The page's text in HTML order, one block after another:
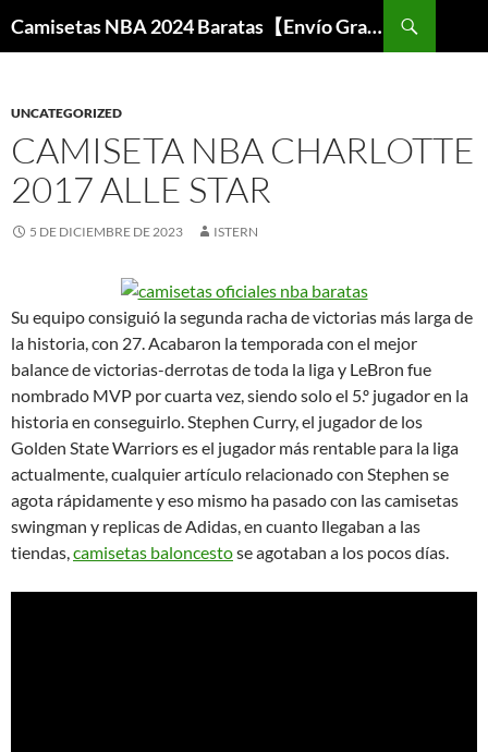
Camisetas NBA 2024 Baratas【Envío Gratis】
UNCATEGORIZED
CAMISETA NBA CHARLOTTE
2017 ALLE STAR
5 DE DICIEMBRE DE 2023 ISTERN
Su equipo consiguió la segunda racha de victorias más larga de
la historia, con 27. Acabaron la temporada con el mejor
balance de victorias-derrotas de toda la liga y LeBron fue
nombrado MVP por cuarta vez, siendo solo el 5.º jugador en la
historia en conseguirlo. Stephen Curry, el jugador de los
Golden State Warriors es el jugador más rentable para la liga
actualmente, cualquier artículo relacionado con Stephen se
agota rápidamente y eso mismo ha pasado con las camisetas
swingman y replicas de Adidas, en cuanto llegaban a las
tiendas,camisetas baloncestose agotaban a los pocos días.